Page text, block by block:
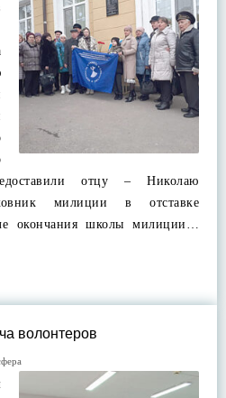
отцу – Николаю
милиции в отставке
окончания школы милиции…
волонтеров